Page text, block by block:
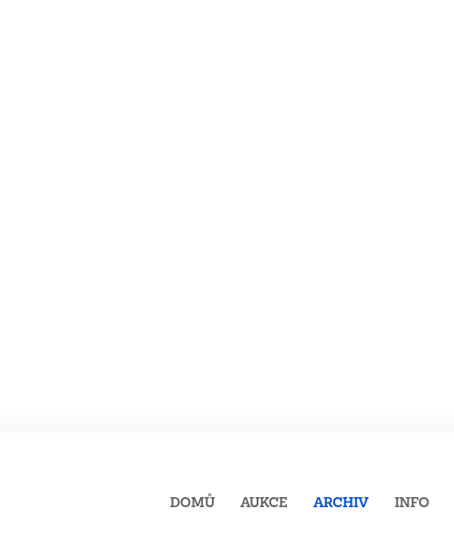
DOMŮ AUKCE ARCHIV INFO